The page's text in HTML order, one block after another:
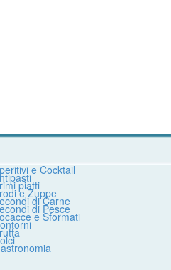
e Cocktail
piatti
e Zuppe
di Carne
di Pesce
e Sformati